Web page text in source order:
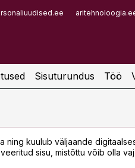
Sisuturundus Töö
ning kuulub väljaande
sisu, mistõttu võib olla